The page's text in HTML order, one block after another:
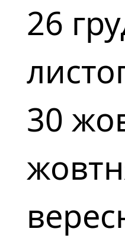
26
30